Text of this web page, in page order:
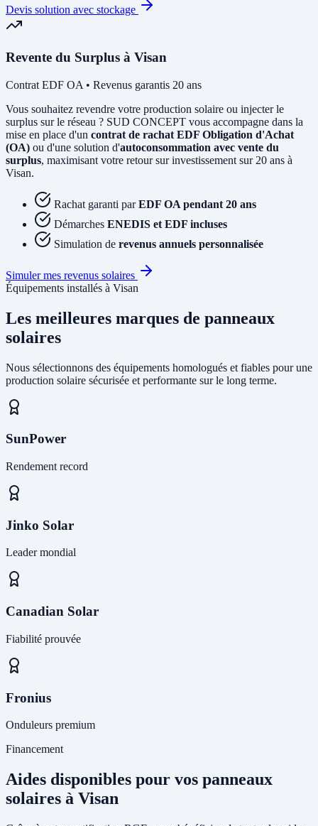
Devis solution avec stockage
Revente du Surplus à Visan
Contrat EDF OA • Revenus garantis 20 ans
Vous souhaitez revendre votre production solaire ou injecter le
surplus sur le réseau ? SUD CONCEPT vous accompagne dans la
mise en place d'un contrat de rachat EDF Obligation d'Achat
(OA) ou d'une solution d'autoconsommation avec vente du
surplus, maximisant votre retour sur investissement sur 20 ans à
Visan.
Rachat garanti parEDF OA pendant 20 ans
Démarches ENEDIS et EDF incluses
Simulation de revenus annuels personnalisée
Simuler mes revenus solaires
Équipements installés à Visan
Les meilleures marques de panneaux
solaires
Nous sélectionnons des équipements homologués et fiables pour une
production solaire sécurisée et performante sur le long terme.
SunPower
Rendement record
Jinko Solar
Leader mondial
Canadian Solar
Fiabilité prouvée
Fronius
Onduleurs premium
Financement
Aides disponibles pour vos panneaux
solaires à Visan